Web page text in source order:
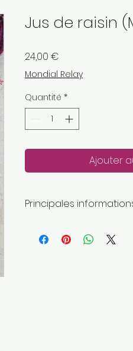
Jus de raisin
24,00 €
Mondial Relay
Quantité *
Ajouter
Principales
Poids de la laine: 1